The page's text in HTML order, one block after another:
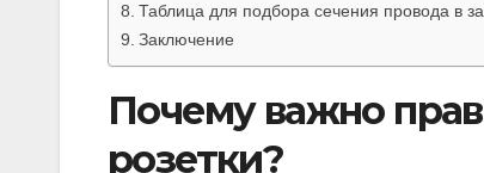
Таблица для подбора сечения провода в
Заключение
Почему важно
розетки?